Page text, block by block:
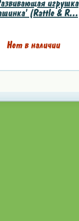
игрушка
(Rattle & R...
Нет в наличии